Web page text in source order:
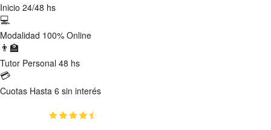
Inicio 24/48 hs
💻
Modalidad 100% Online
👨‍🏫
Tutor Personal 48 hs
💳
Cuotas Hasta 6 sin interés